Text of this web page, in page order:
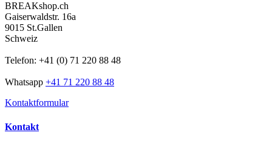
BREAKshop.ch
Gaiserwaldstr. 16a
9015 St.Gallen
Schweiz
Telefon: +41 (0) 71 220 88 48
Whatsapp +41 71 220 88 48
Kontaktformular
Kontakt